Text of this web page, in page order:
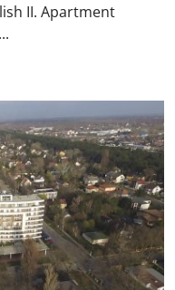
II. Apartment